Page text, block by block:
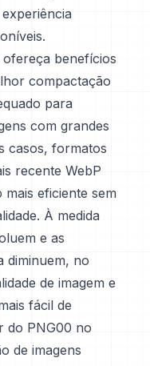
benefícios
compactação
para
com grandes
casos, formatos
recente WebP
eficiente sem
À medida
e as
diminuem, no
de imagem e
fácil de
do PNG00 no
de imagens